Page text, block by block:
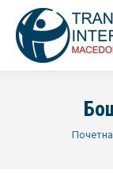
You are
Почетна